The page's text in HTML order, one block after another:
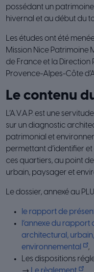
possédant un
hivernal et au début du
Les études ont été
Mission Nice Patrimoine
de France et la Direction
Provence-Alpes-Côte
Le contenu
L’A.V.A.P. est une
sur un diagnostic
patrimonial et
permettant d’identifier
ces quartiers, au point
urbain, paysager et
Le dossier, annexé au
le rapport de
l’annexe du
architectural,
environnemental
,
Les dispositions